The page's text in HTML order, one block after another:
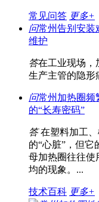
常见问答 更多+
问常州告别安装
维护
答在工业现场，
生产主管的隐形
问常州加热圈频
的“长寿密码”
答在塑料加工、
的“心脏”，但
母加热圈往往使
均的现象。...
技术百科 更多+